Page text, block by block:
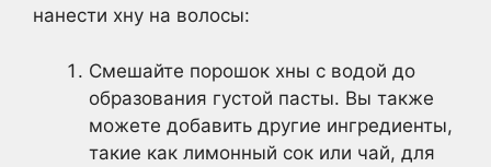
нанести хну на волосы:
Смешайте порошок хны с водой до
образования густой пасты. Вы также
можете добавить другие ингредиенты,
такие как лимонный сок или чай, для